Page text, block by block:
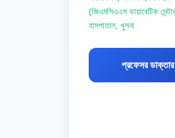
(জিএমসিএএস ডায়াবেটিক
হাসপাতাল, খুলনা
প্রফেসর ডাক্তার